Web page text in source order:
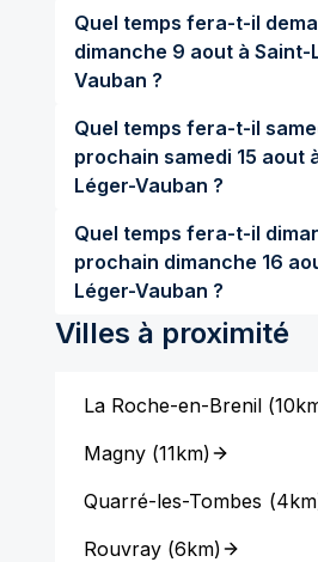
Quel temps fera-t-il
dimanche 9 aout à Saint-Léger-
Vauban ?
Quel temps fera-t-il
prochain samedi 15 aout à Saint-
Léger-Vauban ?
Quel temps fera-t-il
prochain dimanche 16 aout à Saint-
Léger-Vauban ?
Villes à proximité
La Roche-en-Brenil(
Magny(11km)
Quarré-les-Tombes (4km
Rouvray(6km)